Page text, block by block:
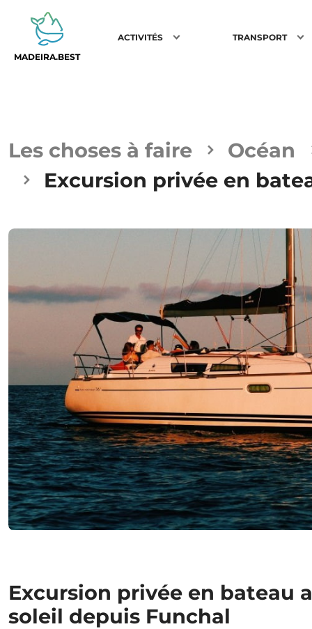
MADEIRA.BEST
ACTIVITÉS TRANSPORT
Les choses à faire
Océan
Excursion privée en
Excursion privée en bateau
soleil depuis Funchal